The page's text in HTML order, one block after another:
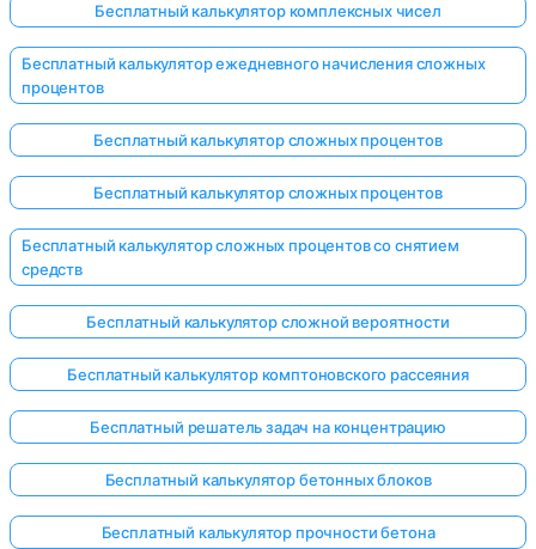
Бесплатный калькулятор комплексных чисел
Бесплатный калькулятор ежедневного начисления сложных
процентов
Бесплатный калькулятор сложных процентов
Бесплатный калькулятор сложных процентов
Бесплатный калькулятор сложных процентов со снятием
средств
Бесплатный калькулятор сложной вероятности
Бесплатный калькулятор комптоновского рассеяния
Бесплатный решатель задач на концентрацию
Бесплатный калькулятор бетонных блоков
Бесплатный калькулятор прочности бетона